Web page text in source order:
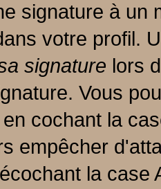
signature à un
votre profil.
signature lors
Vous
cochant la
empêcher
la